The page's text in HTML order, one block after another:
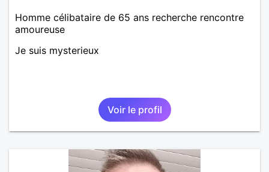
Homme célibataire de 65 ans recherche rencontre
amoureuse
Je suis mysterieux
Voir le profil